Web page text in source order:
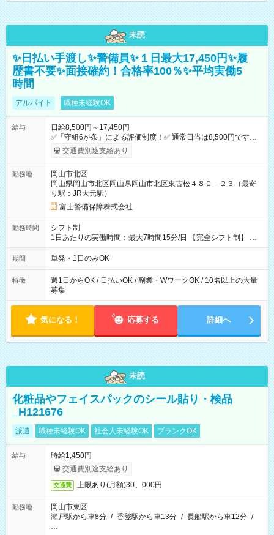
未読
✨日払い手渡し✨警備員✨１日最大17,450円✨履
歴書不要✨面接確約！合格率100％✨平均実働5
時間
アルバイト 職種未経験OK
給与
日給8,500円～17,450円
✅「守組6か条」による評価制度！✅ 通常日当は8,500円ですが
上記評価制度により「S級隊員」と認定されれば10,000円の日当
を支給します。 (1)上記勤務者が交通2級資格者の場合10,000円
14,375円 (3)上記現場が日祝深夜の場合 17,250円 (4)上記勤務
者が現場までの運転者の場合17,250+200円＝17,450円 -----------
------------------------------- *最高日当額 17,450円* ---------------------
--------------------- より上位の資格取得やリーダー手当を取得する
と ”さらに”加算されます！ ※日当支給時振込手数料等は一切あ
交通費別途支給あり
勤務地
岡山市北区
岡山県岡山市北区岡山県岡山市北区東古松４８０－２３（最寄
り駅：JR大元駅）
富士警備保障株式会社
勤務時間
シフト制
1日あたりの実働時間：最大7時間15分/日 【完全シフト制】 例
(1) 8：00~17:00（休憩１h） 例(2) 13:00~16:00（早上がりでも
全額支給！） 例(3) 21:00~5:00（夜勤なら日当1.25倍！！）
期間 単発・1日のみOK
特徴
週1日からOK / 日払いOK / 副業・WワークOK / 10名以上の大量
募集
気になる！ 応募する 詳細へ
未読
化粧品やフェイスパックのシール貼り・検品
_H121676
派遣 職種未経験OK 社会人未経験OK ブランクOK
給与
時給1,450円
交通費別途支給あり
交通費 上限あり(月額)30、000円
勤務地
岡山市東区
瀬戸駅から車8分 / 香登駅から車13分 / 長船駅から車12分 /
…